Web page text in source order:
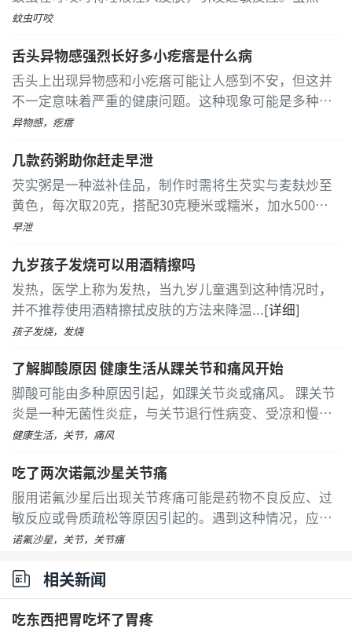
体是哪种蚊虫叮咬的可能不容易确定，但常见的叮咬者
蚊虫叮咬
舌头异物感强烈长好多小疙瘩是什么病
舌头上出现异物感和小疙瘩可能让人感到不安，但这并
不一定意味着严重的健康问题。这种现象可能是多种因
素导致的，具体原因需要通过专业的医疗检查来确定。
疱疹病毒感染以及非特异性溃疡等
异物感，疙瘩
几款药粥助你赶走早泄
芡实粥是一种滋补佳品，制作时需将生芡实与麦麸炒至
黄色，每次取20克，搭配30克粳米或糯米，加水500毫
升慢炖至粥稠。适合早晚空腹温服，但感冒、发烧、二
早泄
九岁孩子发烧可以用酒精擦吗
发热，医学上称为发热，当九岁儿童遇到这种情况时，
并不推荐使用酒精擦拭皮肤的方法来降温...[详细]
孩子发烧，发烧
了解脚酸原因 健康生活从踝关节和痛风开始
脚酸可能由多种原因引起，如踝关节炎或痛风。 踝关节
炎是一种无菌性炎症，与关节退行性病变、受凉和慢性
劳损等因素有关。患者常感到脚部酸痛，并伴有局部疼
感...[详细]
健康生活，关节，痛风
吃了两次诺氟沙星关节痛
服用诺氟沙星后出现关节疼痛可能是药物不良反应、过
敏反应或骨质疏松等原因引起的。遇到这种情况，应尽
快就医，并在医生指导下进行适当的治疗。诺氟沙星是
面效果显著，但也可能带来一些不良反应
诺氟沙星，关节，关节痛
相关新闻
吃东西把胃吃坏了胃疼